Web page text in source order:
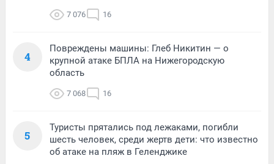
7 076 16
4
Повреждены машины: Глеб Никитин — о
крупной атаке БПЛА на Нижегородскую
область
7 068 16
5
Туристы прятались под лежаками, погибли
шесть человек, среди жертв дети: что известно
об атаке на пляж в Геленджике